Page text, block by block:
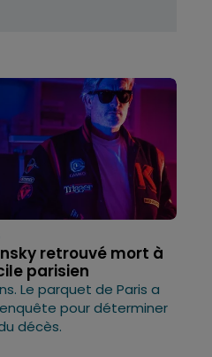
retrouvé mort à
parisien
Le parquet de Paris a
pour déterminer
décès.